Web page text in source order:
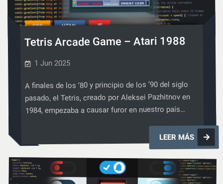
CSS HTML JS
Tetris Arcade Game – Atari 1988
1 Jun 2025
A finales de los ’80 y principio de los ’90 del siglo
pasado, el Tetris, creado por Aleksei Pazhitnov en
1984, empezaba a causar furor en nuestro país…
LEER MÁSTetris
Arcade
Game
–